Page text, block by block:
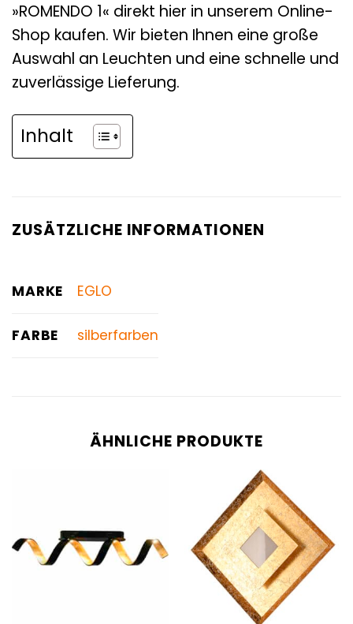
»ROMENDO 1« direkt hier in unserem Online-
Shop kaufen. Wir bieten Ihnen eine große
Auswahl an Leuchten und eine schnelle und
zuverlässige Lieferung.
Inhalt
ZUSÄTZLICHE INFORMATIONEN
MARKE EGLO
FARBE silberfarben
ÄHNLICHE PRODUKTE